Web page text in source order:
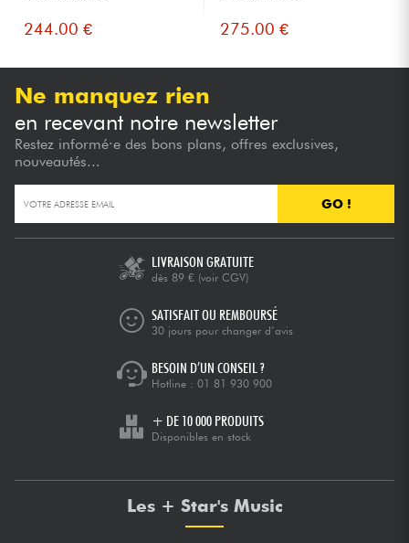
244.00 € 275.00 €
Ne manquez rien
en recevant notre newsletter
Restez informé·e des bons plans, offres exclusives,
nouveautés...
GO !
LIVRAISON GRATUITE
dès 89 € (voir CGV)
SATISFAIT OU REMBOURSÉ
30 jours pour changer d’avis
BESOIN D’UN CONSEIL ?
Hotline : 01 81 930 900
+ DE 10 000 PRODUITS
Disponibles en stock
Les + Star's Music